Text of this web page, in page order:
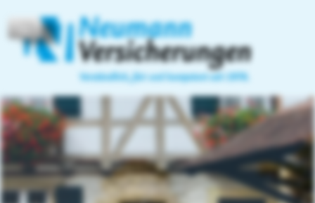
Heiko Neumann
Versicherungsmakler
Güntterstraße 7/1
71672 Marbach
07144-5624
07144-18234
Email:
info@versicherungsmakler-
neumann.de
http://www.versicherungsmakler-
Home
Privatversicherungen
Vorsorge
Sachversicherung
Gesundheit